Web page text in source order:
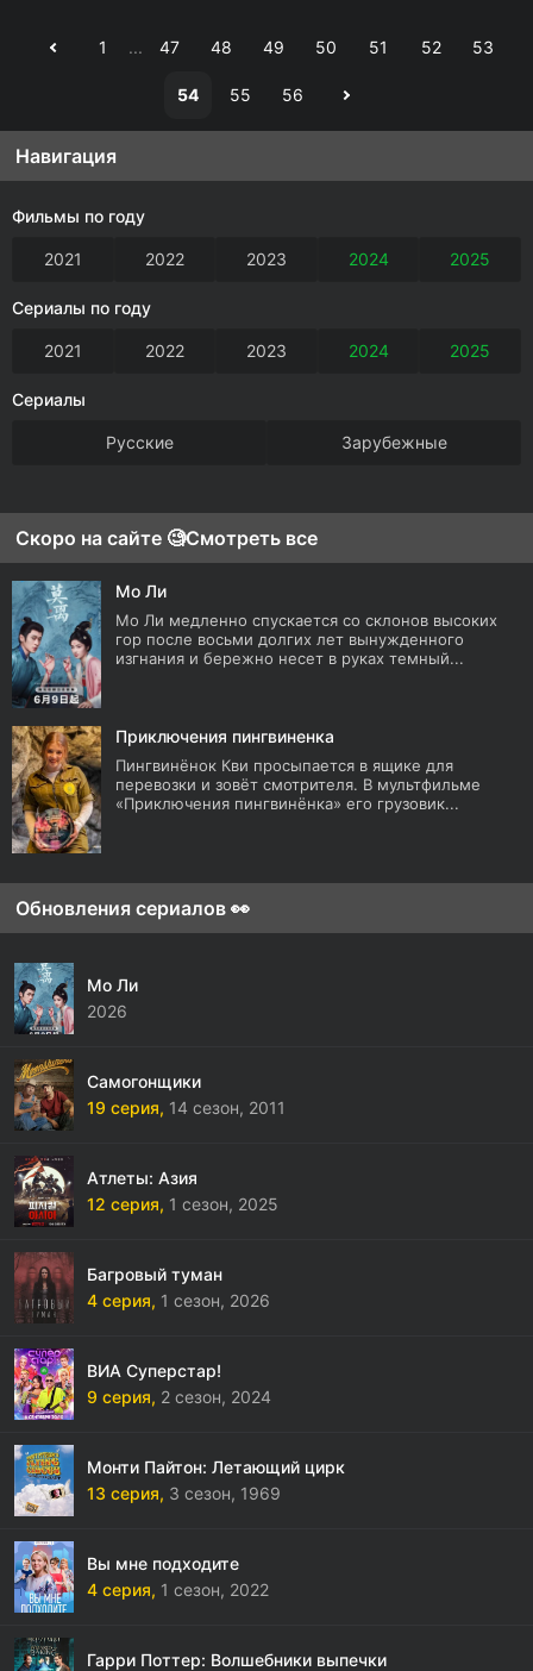
1 ... 47 48 49 50 51 52 53
54 55 56
Навигация
Фильмы по году
2021 2022 2023 2024 2025
Сериалы по году
2021 2022 2023 2024 2025
Сериалы
Русские Зарубежные
Скоро на сайте 🧐Смотреть все
Мо Ли
Мо Ли медленно спускается со склонов высоких
гор после восьми долгих лет вынужденного
изгнания и бережно несет в руках темный...
Приключения пингвиненка
Пингвинёнок Кви просыпается в ящике для
перевозки и зовёт смотрителя. В мультфильме
«Приключения пингвинёнка» его грузовик...
Обновления сериалов 👀
Мо Ли
2026
Самогонщики
19 серия, 14 сезон, 2011
Атлеты: Азия
12 серия, 1 сезон, 2025
Багровый туман
4 серия, 1 сезон, 2026
ВИА Суперстар!
9 серия, 2 сезон, 2024
Монти Пайтон: Летающий цирк
13 серия, 3 сезон, 1969
Вы мне подходите
4 серия, 1 сезон, 2022
Гарри Поттер: Волшебники выпечки